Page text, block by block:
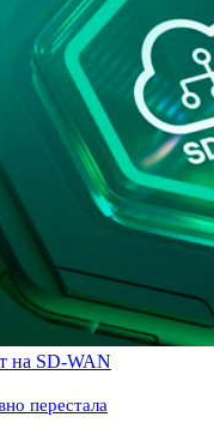
на SD-WAN
перестала